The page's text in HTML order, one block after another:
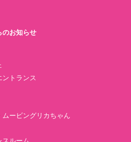
のお知らせ
トランス
ムービングリカちゃん